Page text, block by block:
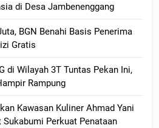
di Desa Jambenenggang
BGN Benahi Basis Penerima
Gratis
di Wilayah 3T Tuntas Pekan Ini,
Rampung
Kawasan Kuliner Ahmad Yani
Perkuat Penataan